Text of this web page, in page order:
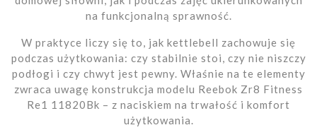
na funkcjonalną sprawność.
W praktyce liczy się to, jak kettlebell zachowuje się
podczas użytkowania: czy stabilnie stoi, czy nie niszczy
podłogi i czy chwyt jest pewny. Właśnie na te elementy
zwraca uwagę konstrukcja modelu Reebok Zr8 Fitness
Re1 11820Bk – z naciskiem na trwałość i komfort
użytkowania.